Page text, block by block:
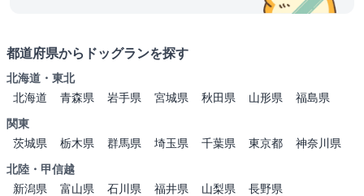
都道府県からドッグランを探す
北海道・東北
北海道
青森県 岩手県 宮城県 秋田県 山形県
福島県
関東
茨城県
栃木県 群馬県 埼玉県 千葉県 東京都
神奈川県
北陸・甲信越
新潟県
富山県 石川県 福井県 山梨県
長野県